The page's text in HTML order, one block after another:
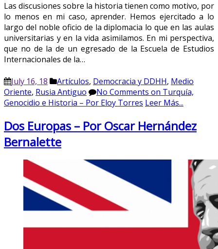
Las discusiones sobre la historia tienen como motivo, por
lo menos en mi caso, aprender. Hemos ejercitado a lo
largo del noble oficio de la diplomacia lo que en las aulas
universitarias y en la vida asimilamos. En mi perspectiva,
que no de la de un egresado de la Escuela de Estudios
Internacionales de la…
July 16, 18 Artículos, Democracia y DDHH, Medio
Oriente, Rusia Antiguo No Comments on Turquía,
Genocidio e Historia – Por Eloy Torres Leer Más...
Dos Europas – Por Oscar Hernández
Bernalette